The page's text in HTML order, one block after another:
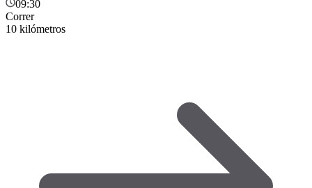
09:30
Correr
10 kilómetros